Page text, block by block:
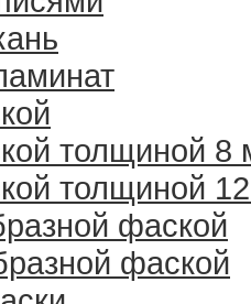
толщиной 8
толщиной
фаской
фаской